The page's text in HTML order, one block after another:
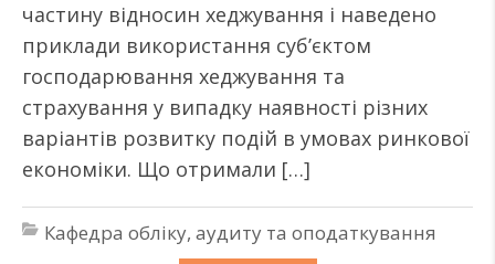
частину відносин хеджування і наведено
приклади використання суб’єктом
господарювання хеджування та
страхування у випадку наявності різних
варіантів розвитку подій в умовах ринкової
економіки. Що отримали […]
Кафедра обліку, аудиту та оподаткування